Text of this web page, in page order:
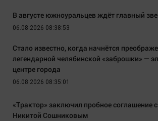
В августе южноуральцев ждёт главный
06.08.2026 08:38:53
Стало известно, когда начнётся
легендарной челябинской «заброшки» —
центре города
06.08.2026 08:35:01
«Трактор» заключил пробное
Никитой Сошниковым